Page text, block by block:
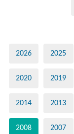
2026 2025
2020 2019
2014 2013
2008 2007